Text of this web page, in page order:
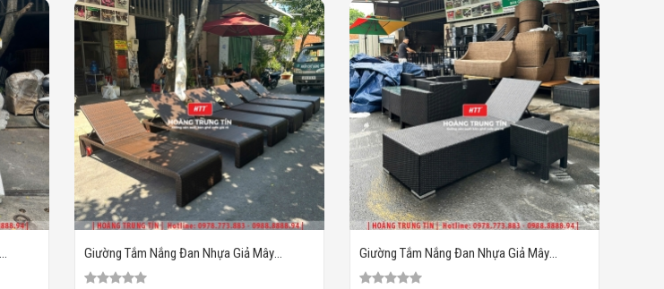
Giường Tắm Nắng Đan Nhựa Giả Mây
HTT026
Giường Tắm Nắng Đan Nhựa Giả Mây
HTT025